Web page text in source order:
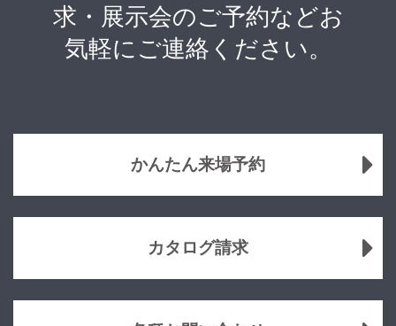
求・展示会のご予約などお
気軽にご連絡ください。
かんたん来場予約
カタログ請求